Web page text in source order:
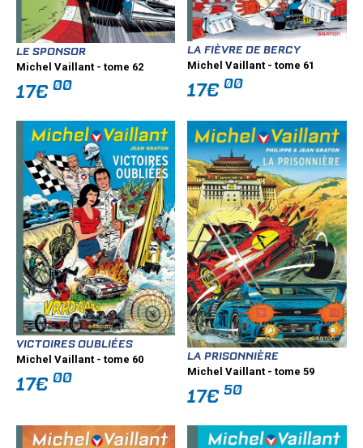
LE SPONSOR
Michel Vaillant - tome 62
17€00
LA FIÈVRE DE BERCY
Michel Vaillant - tome 61
17€00
VICTOIRES OUBLIÉES
Michel Vaillant - tome 60
17€00
LA PRISONNIÈRE
Michel Vaillant - tome 59
17€50